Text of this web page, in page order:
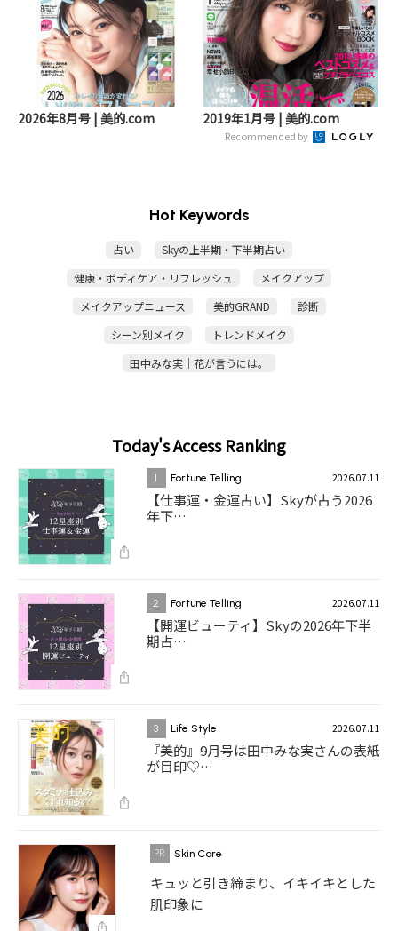
2026年8月号 | 美的.com 2019年1月号 | 美的.com
Recommended by
Hot Keywords
占い
Skyの上半期・下半期占い
健康・ボディケア・リフレッシュ
メイクアップ
メイクアップニュース
美的GRAND
診断
シーン別メイク
トレンドメイク
田中みな実｜花が言うには。
Today's Access Ranking
1 Fortune Telling 2026.07.11
【仕事運・金運占い】Skyが占う2026
年下…
2 Fortune Telling 2026.07.11
【開運ビューティ】Skyの2026年下半
期占…
3 Life Style 2026.07.11
『美的』9月号は田中みな実さんの表紙
が目印♡…
Skin Care
キュッと引き締まり、イキイキとした
肌印象に